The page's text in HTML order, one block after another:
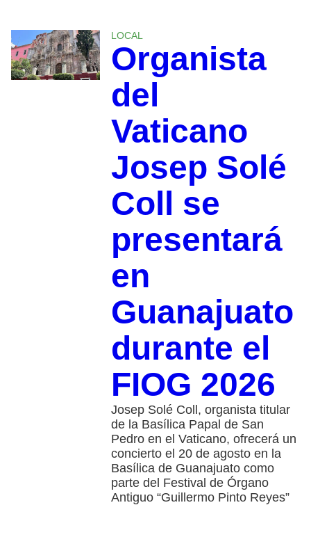
LOCAL
Organista
del
Vaticano
Josep Solé
Coll se
presentará
en
Guanajuato
durante el
FIOG 2026
Josep Solé Coll, organista titular
de la Basílica Papal de San
Pedro en el Vaticano, ofrecerá un
concierto el 20 de agosto en la
Basílica de Guanajuato como
parte del Festival de Órgano
Antiguo “Guillermo Pinto Reyes”